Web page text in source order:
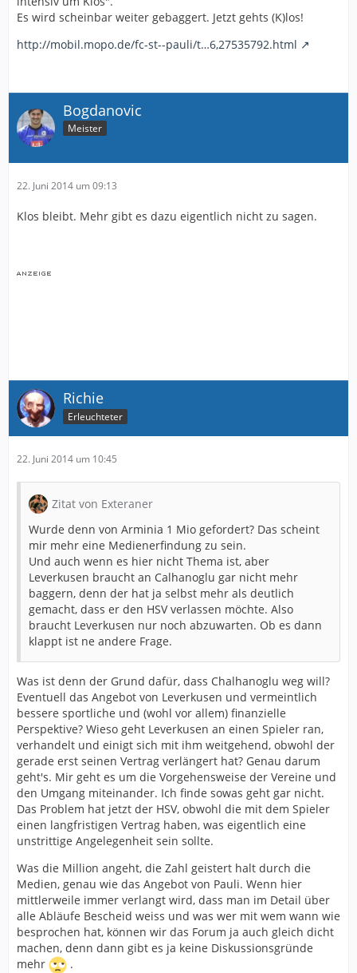
Es wird scheinbar weiter gebaggert. Jetzt gehts (K)los!
http://mobil.mopo.de/fc-st--pauli/t…6,27535792.html
Bogdanovic
Meister
22. Juni 2014 um 09:13
Klos bleibt. Mehr gibt es dazu eigentlich nicht zu sagen.
Richie
Erleuchteter
22. Juni 2014 um 10:45
Zitat von Exteraner
Wurde denn von Arminia 1 Mio gefordert? Das scheint
mir mehr eine Medienerfindung zu sein.
Und auch wenn es hier nicht Thema ist, aber
Leverkusen braucht an Calhanoglu gar nicht mehr
baggern, denn der hat ja selbst mehr als deutlich
gemacht, dass er den HSV verlassen möchte. Also
braucht Leverkusen nur noch abzuwarten. Ob es dann
klappt ist ne andere Frage.
Was ist denn der Grund dafür, dass Chalhanoglu weg will?
Eventuell das Angebot von Leverkusen und vermeintlich
bessere sportliche und (wohl vor allem) finanzielle
Perspektive? Wieso geht Leverkusen an einen Spieler ran,
verhandelt und einigt sich mit ihm weitgehend, obwohl der
gerade erst seinen Vertrag verlängert hat? Genau darum
geht's. Mir geht es um die Vorgehensweise der Vereine und
den Umgang miteinander. Ich finde sowas geht gar nicht.
Das Problem hat jetzt der HSV, obwohl die mit dem Spieler
einen langfristigen Vertrag haben, was eigentlich eine
unstrittige Angelegenheit sein sollte.
Was die Million angeht, die Zahl geistert halt durch die
Medien, genau wie das Angebot von Pauli. Wenn hier
mittlerweile immer verlangt wird, dass man im Detail über
alle Abläufe Bescheid weiss und was wer mit wem wann wie
besprochen hat, können wir das Forum ja auch gleich dicht
machen, denn dann gibt es ja keine Diskussionsgründe
mehr
.